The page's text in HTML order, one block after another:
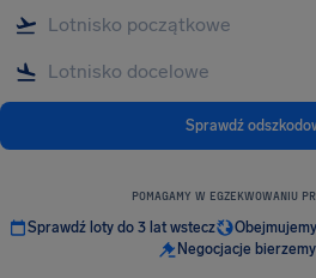
Sprawdź
POMAGAMY W EGZEKWOWANIU
Sprawdź loty do 3 lat wstecz
Negocjacje